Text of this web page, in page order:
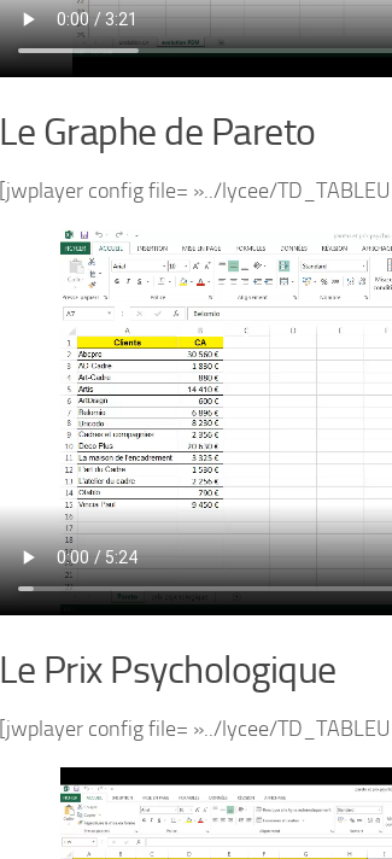
Le Graphe de Pareto
[jwplayer config file= »../lycee/
Le Prix Psychologique
[jwplayer config file= »../lycee/